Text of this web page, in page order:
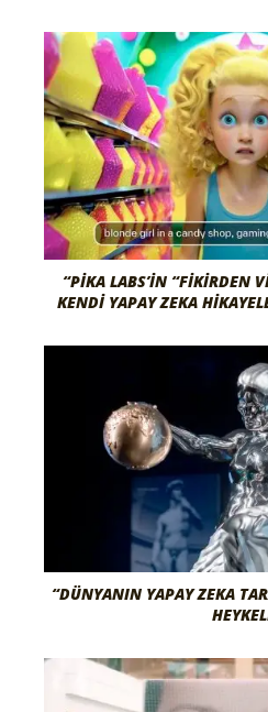
“PIKA LABS’IN “FIKIRDEN
KENDI YAPAY ZEKA
“DÜNYANIN YAPAY ZEKA